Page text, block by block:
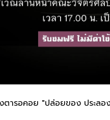
ารอคอย "ปล่อยของ ประล